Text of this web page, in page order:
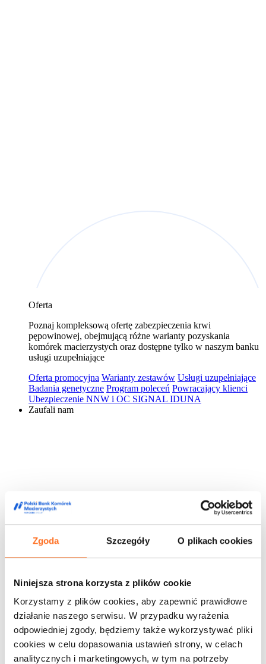
Zgoda Szczegóły O plikach cookies
Niniejsza strona korzysta z plików cookie
Korzystamy z plików cookies, aby zapewnić prawidłowe
działanie naszego serwisu. W przypadku wyrażenia
odpowiedniej zgody, będziemy także wykorzystywać pliki
cookies w celu dopasowania ustawień strony, w celach
analitycznych i marketingowych, w tym na potrzeby
Oferta
Poznaj kompleksową ofertę zabezpieczenia krwi
pępowinowej, obejmującą różne warianty pozyskania
komórek macierzystych oraz dostępne tylko w naszym banku
usługi uzupełniające
Oferta promocyjna Warianty zestawów Usługi uzupełniające
Badania genetyczne Program poleceń Powracający klienci
Ubezpieczenie NNW i OC SIGNAL IDUNA
Zaufali nam